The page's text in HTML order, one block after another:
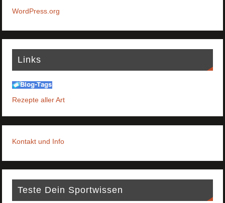
WordPress.org
Links
Rezepte aller Art
Kontakt und Info
Teste Dein Sportwissen